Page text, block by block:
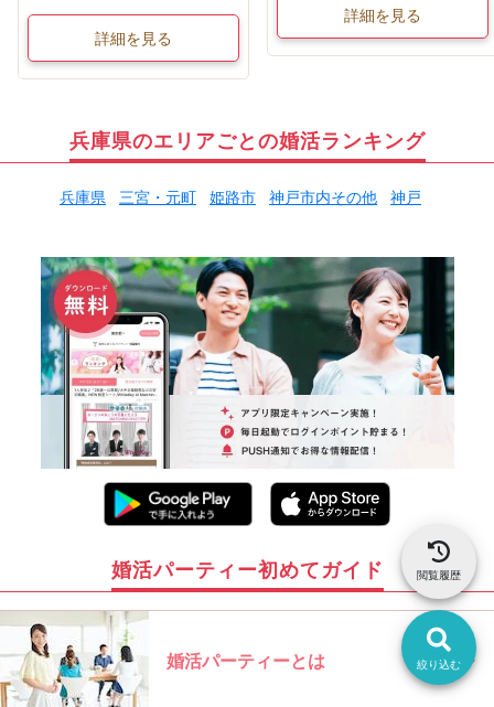
絞り込む
閲覧履歴
詳細を見る
詳細を見る
兵庫県のエリアごとの婚活ランキング
兵庫県 三宮・元町 姫路市 神戸市内その他 神戸
婚活パーティー初めてガイド
婚活パーティーとは